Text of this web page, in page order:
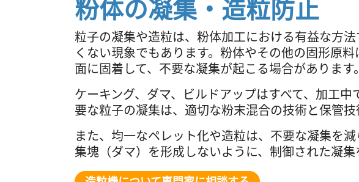
粉体の凝集・造粒防止
粒子の凝集や造粒は、粉体加工における有益な方
くない現象でもあります。粉体やその他の固形原
面に固着して、不要な凝集が起こる場合があります。
ケーキング、ダマ、ビルドアップはすべて、加工
要な粒子の凝集は、適切な粉末混合の技術と保管技
また、均一なペレット化や造粒は、不要な凝集を
集塊（ダマ）を形成しないように、制御された凝集